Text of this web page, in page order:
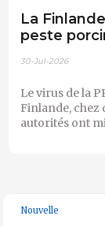
La
peste
30-Jul-2026
Le virus de la
Finlande, chez
autorités ont
Nouvelle